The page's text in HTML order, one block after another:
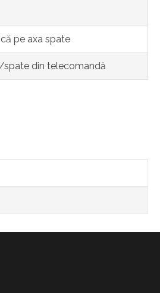
pe axa spate
spate din telecomandă